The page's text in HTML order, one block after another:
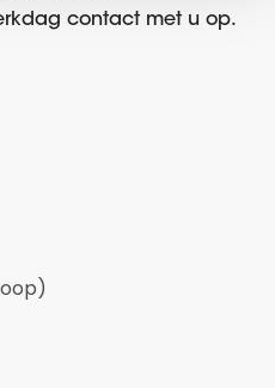
contact met u op.